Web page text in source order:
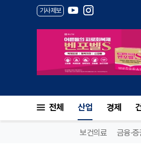
기사제보
전체 산업 경제
보건의료 금융·증